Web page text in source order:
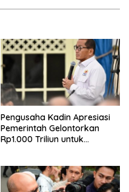
Pengusaha Kadin Apresiasi
Pemerintah Gelontorkan
Rp1.000 Triliun untuk